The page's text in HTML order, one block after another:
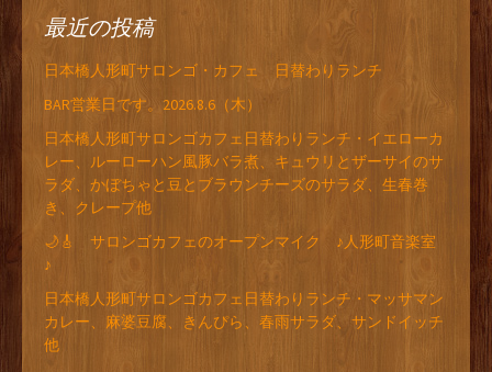
最近の投稿
日本橋人形町サロンゴ・カフェ 日替わりランチ
BAR営業日です。2026.8.6（木）
日本橋人形町サロンゴカフェ日替わりランチ・イエローカ
レー、ルーローハン風豚バラ煮、キュウリとザーサイのサ
ラダ、かぼちゃと豆とブラウンチーズのサラダ、生春巻
き、クレープ他
🌙🎸 サロンゴカフェのオープンマイク ♪人形町音楽室
♪
日本橋人形町サロンゴカフェ日替わりランチ・マッサマン
カレー、麻婆豆腐、きんぴら、春雨サラダ、サンドイッチ
他